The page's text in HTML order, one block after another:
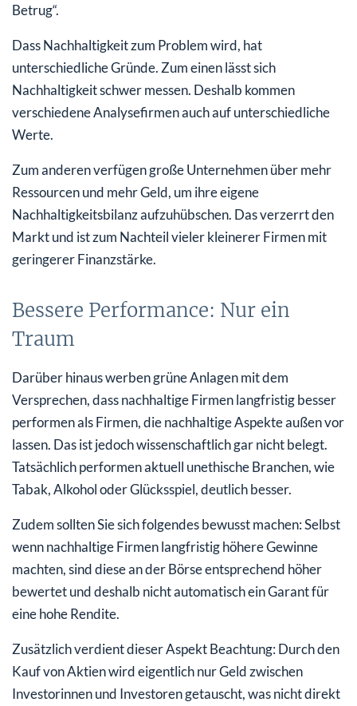
Betrug“.
Dass Nachhaltigkeit zum Problem wird, hat
unterschiedliche Gründe. Zum einen lässt sich
Nachhaltigkeit schwer messen. Deshalb kommen
verschiedene Analysefirmen auch auf unterschiedliche
Werte.
Zum anderen verfügen große Unternehmen über mehr
Ressourcen und mehr Geld, um ihre eigene
Nachhaltigkeitsbilanz aufzuhübschen. Das verzerrt den
Markt und ist zum Nachteil vieler kleinerer Firmen mit
geringerer Finanzstärke.
Bessere Performance: Nur ein
Traum
Darüber hinaus werben grüne Anlagen mit dem
Versprechen, dass nachhaltige Firmen langfristig besser
performen als Firmen, die nachhaltige Aspekte außen vor
lassen. Das ist jedoch wissenschaftlich gar nicht belegt.
Tatsächlich performen aktuell unethische Branchen, wie
Tabak, Alkohol oder Glücksspiel, deutlich besser.
Zudem sollten Sie sich folgendes bewusst machen: Selbst
wenn nachhaltige Firmen langfristig höhere Gewinne
machten, sind diese an der Börse entsprechend höher
bewertet und deshalb nicht automatisch ein Garant für
eine hohe Rendite.
Zusätzlich verdient dieser Aspekt Beachtung: Durch den
Kauf von Aktien wird eigentlich nur Geld zwischen
Investorinnen und Investoren getauscht, was nicht direkt